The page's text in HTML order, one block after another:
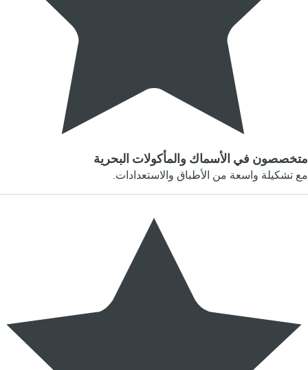
متخصصون في الأسماك والمأكولات البحرية
مع تشكيلة واسعة من الأطباق والاستعدادات.